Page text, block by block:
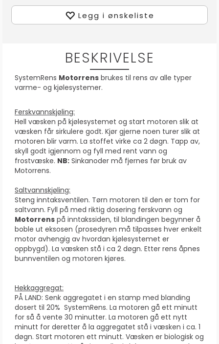
Legg i ønskeliste
BESKRIVELSE
SystemRens Motorrens brukes til rens av alle typer
varme- og kjølesystemer.
Ferskvannskjøling:
Hell væsken på kjølesystemet og start motoren slik at
væsken får sirkulere godt. Kjør gjerne noen turer slik at
motoren blir varm. La stoffet virke ca 2 døgn. Tapp av,
skyll godt igjennom og fyll med rent vann og
frostvæske. NB: Sinkanoder må fjernes før bruk av
Motorrens.
Saltvannskjøling:
Steng inntaksventilen. Tørn motoren til den er tom for
saltvann. Fyll på med riktig dosering ferskvann og
Motorrens på inntakssiden, til blandingen begynner å
boble ut eksosen (prosedyren må tilpasses hver enkelt
motor avhengig av hvordan kjølesystemet er
oppbygd). La væsken stå i ca 2 døgn. Etter rens åpnes
bunnventilen og motoren kjøres.
Hekkaggregat:
PÅ LAND: Senk aggregatet i en stamp med blanding
dosert til 20% SystemRens. La motoren gå ett minutt
for så å vente 30 minutter. La motoren gå ett nytt
minutt for deretter å la aggregatet stå i væsken i ca. 1
døgn. Start motoren ett minutt. Væsken er biologisk og